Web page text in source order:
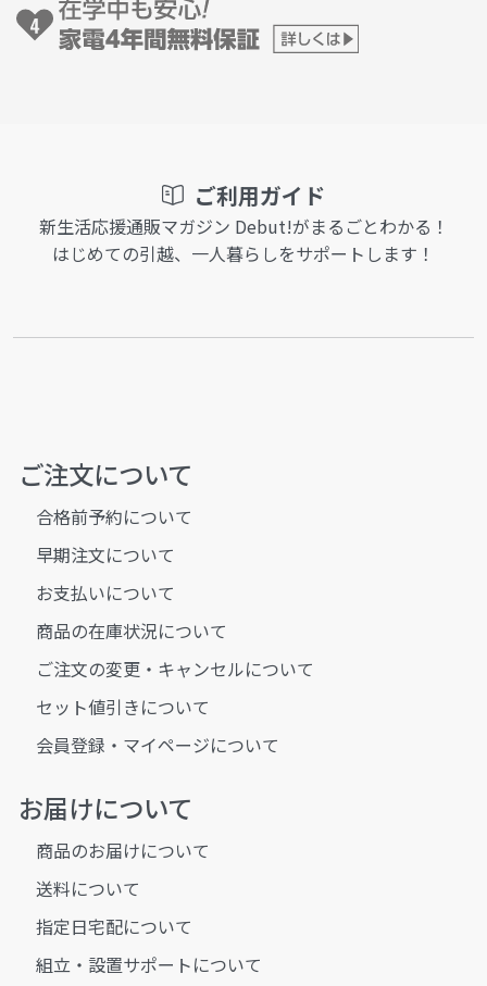
ご利用ガイド
新生活応援通販マガジン Debut!がまるごとわかる！
はじめての引越、一人暮らしをサポートします！
ご注文について
合格前予約について
早期注文について
お支払いについて
商品の在庫状況について
ご注文の変更・キャンセルについて
セット値引きについて
会員登録・マイページについて
お届けについて
商品のお届けについて
送料について
指定日宅配について
組立・設置サポートについて